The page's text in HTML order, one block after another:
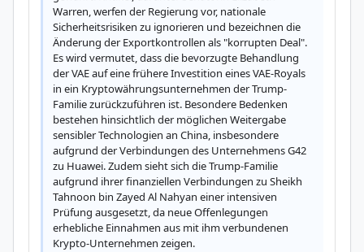
Warren, werfen der Regierung vor, nationale
Sicherheitsrisiken zu ignorieren und bezeichnen die
Änderung der Exportkontrollen als "korrupten Deal".
Es wird vermutet, dass die bevorzugte Behandlung
der VAE auf eine frühere Investition eines VAE-Royals
in ein Kryptowährungsunternehmen der Trump-
Familie zurückzuführen ist. Besondere Bedenken
bestehen hinsichtlich der möglichen Weitergabe
sensibler Technologien an China, insbesondere
aufgrund der Verbindungen des Unternehmens G42
zu Huawei. Zudem sieht sich die Trump-Familie
aufgrund ihrer finanziellen Verbindungen zu Sheikh
Tahnoon bin Zayed Al Nahyan einer intensiven
Prüfung ausgesetzt, da neue Offenlegungen
erhebliche Einnahmen aus mit ihm verbundenen
Krypto-Unternehmen zeigen.